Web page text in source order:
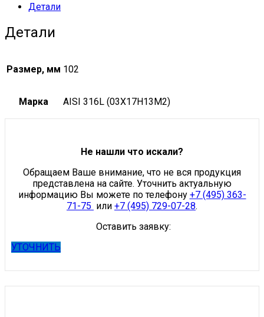
22897-
102х16
quantity
Детали
Детали
Размер, мм 102
Марка AISI 316L (03Х17Н13М2)
Не нашли что искали?
Обращаем Ваше внимание, что не вся продукция
представлена на сайте. Уточнить актуальную
информацию Вы можете по телефону +7 (495) 363-
71-75 или +7 (495) 729-07-28.
Оставить заявку:
УТОЧНИТЬ